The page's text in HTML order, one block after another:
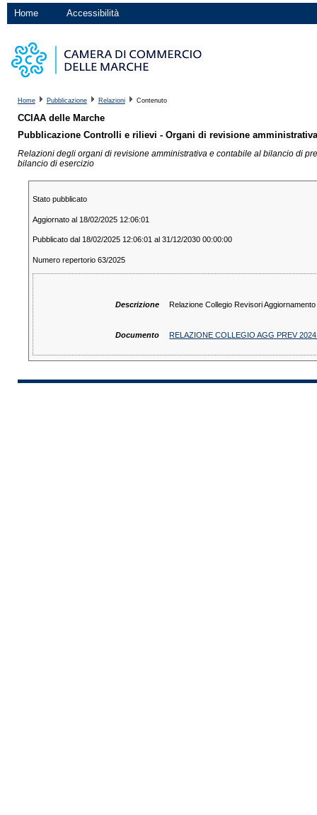
Home Accessibilità
Home Pubblicazione Relazioni Contenuto
CCIAA delle Marche
Pubblicazione Controlli e rilievi - Organi di revisione
Relazioni degli organi di revisione amministrativa e contabile al bilancio di
bilancio di esercizio
Stato pubblicato
Aggiornato al 18/02/2025 12:06:01
Pubblicato dal 18/02/2025 12:06:01 al 31/12/2030 00:00:00
Numero repertorio 63/2025
Descrizione Relazione Collegio Revisori
Documento RELAZIONE COLLEGIO AGG PREV